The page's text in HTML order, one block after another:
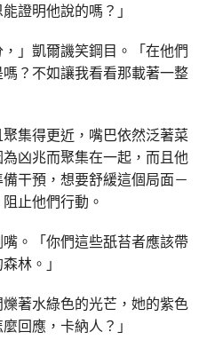
證明他說的嗎？」
，」凱爾譏笑鋼目。「在他們
？不如讓我看看那載著一整
集得更近，嘴巴依然泛著菜
凶兆而聚集在一起，而且他
干預，想要舒緩這個局面－
止他們行動。
。「你們這些舐苔者應該帶
林。」
著水綠色的光芒，她的紫色
回應，卡納人？」